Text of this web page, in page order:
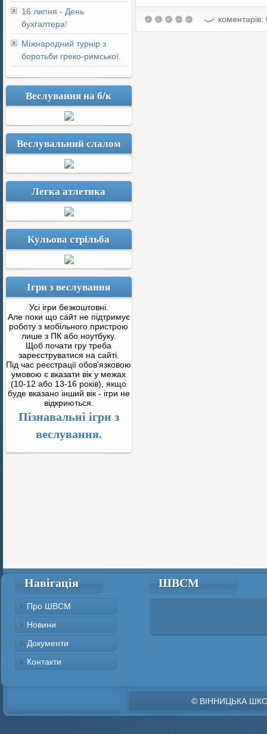
16 липня - День
бухгалтера!
Міжнародний турнір з
боротьби греко-римської.
Веслування на б/к
Веслувальний слалом
Легка атлетика
Кульова стрільба
Ігри з веслування
Усі ігри безкоштовні.
Але поки що сайт не підтримує
роботу з мобільного пристрою
лише з ПК або ноутбуку.
Щоб почати гру треба
зареєструватися на сайті.
Під час реєстрації обов'язковою
умовою є вказати вік у межах
(10-12 або 13-16 років), якщо
буде вказано інший вік - ігри не
відкриються.
Пізнавальні ігри з
веслування.
коментарів:
Навігація
Про ШВСМ
Новини
Документи
Контакти
ШВСМ
© ВІННИЦЬКА